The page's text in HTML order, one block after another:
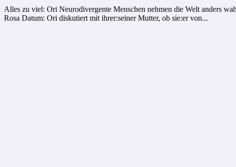
Alles zu viel: Ori Neurodivergente Menschen nehmen die Welt anders
Rosa Datum: Ori diskutiert mit ihrer:seiner Mutter, ob sie:er von...